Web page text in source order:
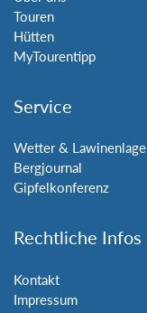
Touren
Hütten
MyTourentipp
Service
Wetter & Lawinenlage
Bergjournal
Gipfelkonferenz
Rechtliche Infos
Kontakt
Impressum